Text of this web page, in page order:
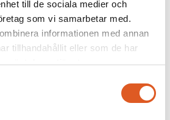
till de sociala medier och
som vi samarbetar med.
informationen med annan
tillhandahållit eller som de har
deras tjänster.
Nästa
Liknande